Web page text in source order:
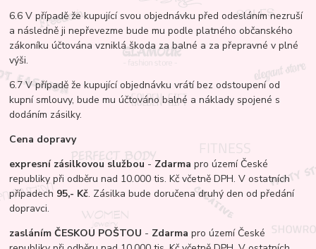
6.6 V případě že kupující svou objednávku před odesláním nezruší
a následně ji nepřevezme bude mu podle platného občanského
zákoníku účtována vzniklá škoda za balné a za přepravné v plné
výši.
6.7 V případě že kupující objednávku vrátí bez odstoupení od
kupní smlouvy, bude mu účtováno balné a náklady spojené s
dodáním zásilky.
Cena dopravy
expresní zásilkovou službou - Zdarma pro území České
republiky při odběru nad 10.000 tis. Kč včetně DPH. V ostatních
případech 95,- Kč. Zásilka bude doručena druhý den od předání
dopravci.
zasláním ČESKOU POŠTOU - Zdarma pro území České